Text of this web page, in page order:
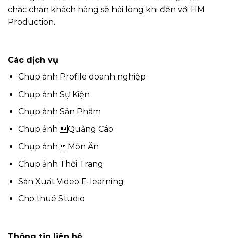
chắc chắn khách hàng sẽ hài lòng khi đến với HM
Production.
Các dịch vụ
Chụp ảnh Profile doanh nghiệp
Chụp ảnh Sự Kiện
Chụp ảnh Sản Phẩm
Chụp ảnh Quảng Cáo
Chụp ảnh Món Ăn
Chụp ảnh Thời Trang
Sản Xuất Video E-learning
Cho thuê Studio